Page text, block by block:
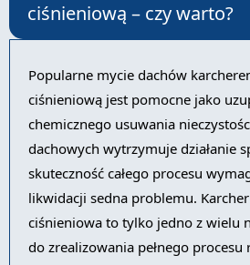
ciśnieniową – czy warto?
Popularne mycie dachów
ciśnieniową jest pomocne jako
chemicznego usuwania
dachowych wytrzymuje działanie
skuteczność całego procesu
likwidacji sedna problemu.
ciśnieniowa to tylko jedno z wielu
do zrealizowania pełnego procesu